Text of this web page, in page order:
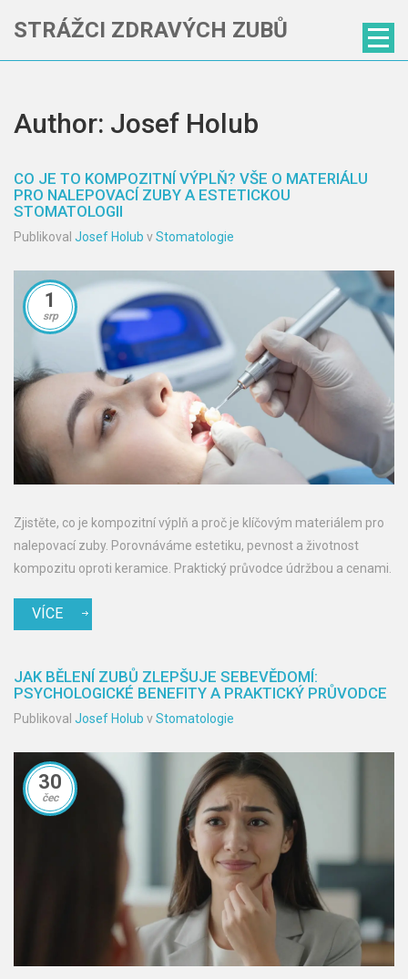
STRÁŽCI ZDRAVÝCH ZUBŮ
Author: Josef Holub
CO JE TO KOMPOZITNÍ VÝPLŇ? VŠE O MATERIÁLU
PRO NALEPOVACÍ ZUBY A ESTETICKOU
STOMATOLOGII
Publikoval Josef Holub vStomatologie
1
srp
Zjistěte, co je kompozitní výplň a proč je klíčovým materiálem pro
nalepovací zuby. Porovnáváme estetiku, pevnost a životnost
kompozitu oproti keramice. Praktický průvodce údržbou a cenami.
VÍCE
JAK BĚLENÍ ZUBŮ ZLEPŠUJE SEBEVĚDOMÍ:
PSYCHOLOGICKÉ BENEFITY A PRAKTICKÝ PRŮVODCE
Publikoval Josef Holub vStomatologie
30
čec